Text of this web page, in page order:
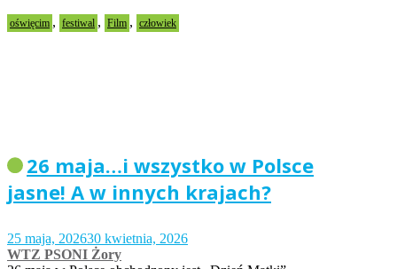
oświęcim , festiwal , Film , człowiek
26 maja…i wszystko w Polsce
jasne! A w innych krajach?
25 maja, 202630 kwietnia, 2026
WTZ PSONI Żory